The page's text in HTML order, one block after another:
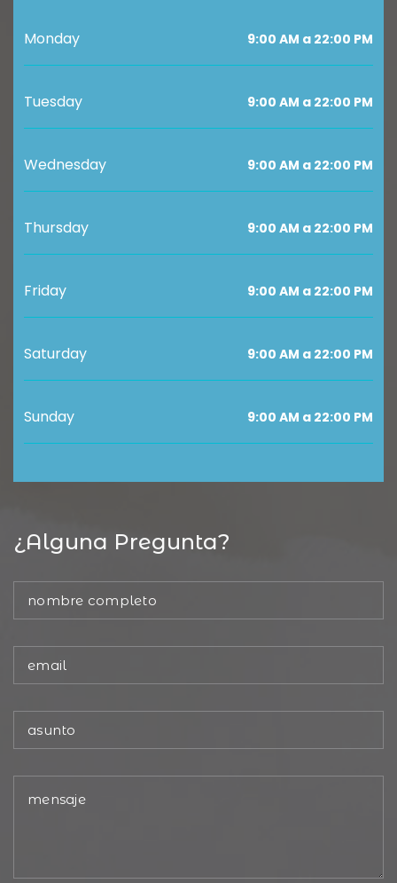
Monday 9:00 AM a 22:00 PM
Tuesday 9:00 AM a 22:00 PM
Wednesday 9:00 AM a 22:00 PM
Thursday 9:00 AM a 22:00 PM
Friday 9:00 AM a 22:00 PM
Saturday 9:00 AM a 22:00 PM
Sunday 9:00 AM a 22:00 PM
¿Alguna Pregunta?